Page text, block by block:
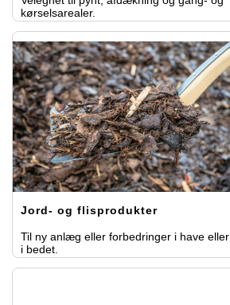
kørselsarealer.
Jord- og flisprodukter
Til ny anlæg eller forbedringer i have eller
i bedet.